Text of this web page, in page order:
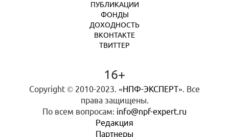
ПУБЛИКАЦИИ
ФОНДЫ
ДОХОДНОСТЬ
ВКОНТАКТЕ
ТВИТТЕР
16+
Copyright © 2010-2023. «НПФ-ЭКСПЕРТ». Все
права защищены.
По всем вопросам: info@npf-expert.ru
Редакция
Партнеры